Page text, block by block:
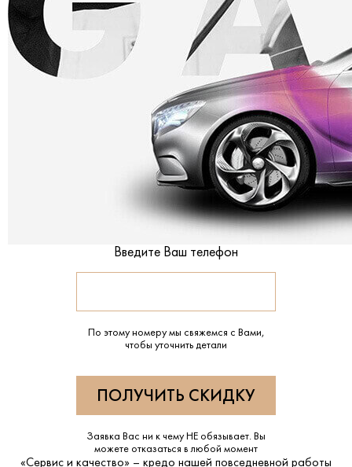
Введите Ваш телефон
По этому номеру мы свяжемся с Вами,
чтобы уточнить детали
Заявка Вас ни к чему НЕ обязывает. Вы
можете отказаться в любой момент
«Сервис и качество» – кредо нашей повседневной работы